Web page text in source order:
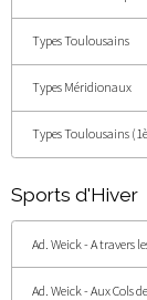
Types Toulousains
Types Méridionaux
Types Toulousains
Sports d'Hiver
Ad. Weick - A travers
Ad. Weick - Aux Cols